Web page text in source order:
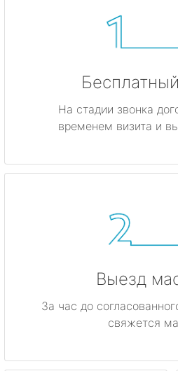
На стадии звонка
временем визита и
Выезд
За час до
свяжется